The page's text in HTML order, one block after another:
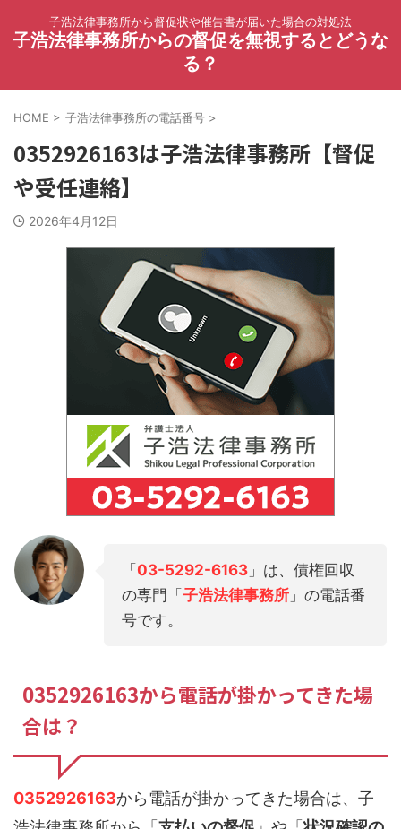
子浩法律事務所から督促状や催告書が届いた場合の対処法
子浩法律事務所からの督促を無視するとどうな
る？
HOME > 子浩法律事務所の電話番号 >
0352926163は子浩法律事務所【督促
や受任連絡】
2026年4月12日
「 03-5292-6163 」は、債権回収
の専門「 子浩法律事務所 」の電話番
号です。
0352926163から電話が掛かってきた場
合は？
0352926163から電話が掛かってきた場合は、子